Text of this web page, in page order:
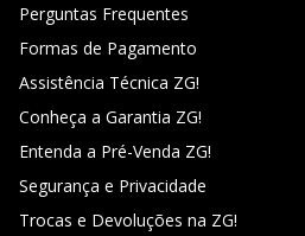
Perguntas Frequentes
Formas de Pagamento
Assistência Técnica ZG!
Conheça a Garantia ZG!
Entenda a Pré-Venda ZG!
Segurança e Privacidade
Trocas e Devoluções na ZG!